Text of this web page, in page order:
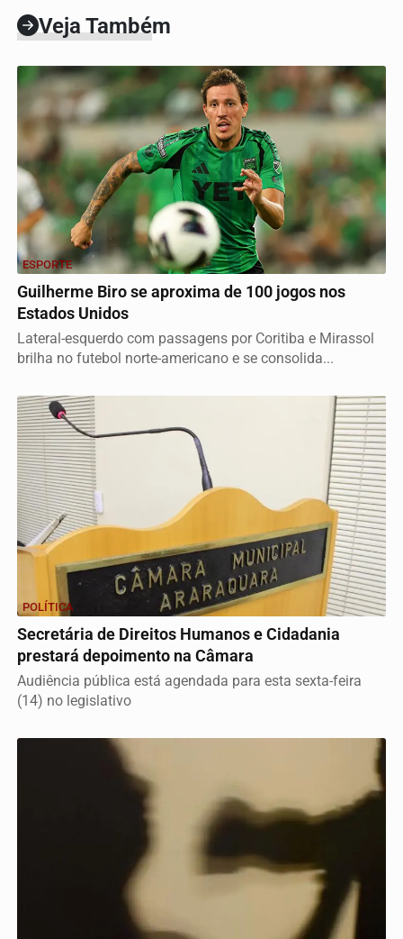
Veja Também
ESPORTE
Guilherme Biro se aproxima de 100 jogos nos
Estados Unidos
Lateral-esquerdo com passagens por Coritiba e Mirassol
brilha no futebol norte-americano e se consolida...
POLÍTICA
Secretária de Direitos Humanos e Cidadania
prestará depoimento na Câmara
Audiência pública está agendada para esta sexta-feira
(14) no legislativo